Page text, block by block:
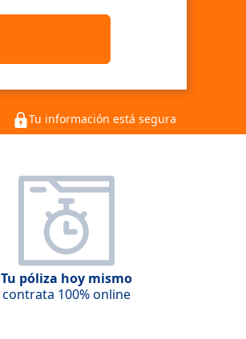
Tu información está segura
Tu póliza hoy mismo
contrata 100% online